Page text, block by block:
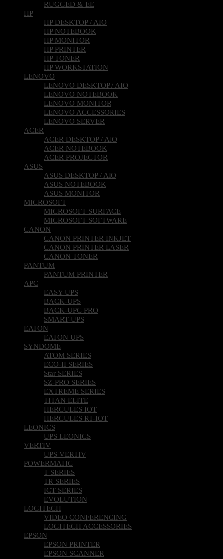
SMARTPHONES
HP DESKTOP / AIO
HP NOTEBOOK
HP MONITOR
HP PRINTER
HP TONER
HP WORKSTATION
LENOVO
LENOVO DESKTOP / AIO
LENOVO NOTEBOOK
LENOVO MONITOR
LENOVO ACCESSORIES
ACER DESKTOP / AIO
ACER NOTEBOOK
ASUS DESKTOP / AIO
ASUS NOTEBOOK
ASUS MONITOR
MICROSOFT
MICROSOFT SURFACE
MICROSOFT SOFTWARE
CANON
CANON PRINTER INKJET
CANON PRINTER LASER
CANON TONER
PANTUM
EASY UPS
BACK-UPS
BACK-UPC PRO
SMART-UPS
EATON
EATON UPS
SYNDOME
ATOM SERIES
ECO-II SERIES
Star SERIES
SZ-PRO SERIES
EXTREME SERIES
TITAN ELITE
HERCULES IOT
HERCULES RT-IOT
LEONICS
UPS LEONICS
VERTIV
UPS VERTIV
POWERMATIC
T SERIES
TR SERIES
ICT SERIES
EVOLUTION
LOGITECH
VIDEO CONFERENCING
LOGITECH ACCESSORIES
EPSON
EPSON PRINTER